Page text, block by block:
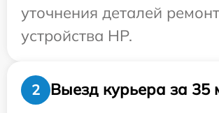
уточнения деталей
устройства HP.
2
Выезд курьера за 35